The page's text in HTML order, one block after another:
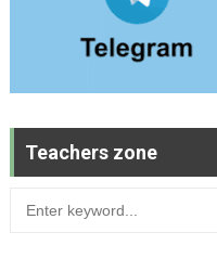
Teachers zone